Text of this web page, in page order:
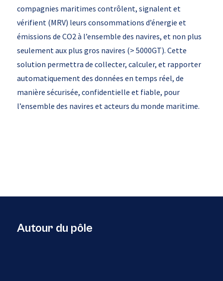
compagnies maritimes contrôlent, signalent et
vérifient (MRV) leurs consommations d’énergie et
émissions de CO2 à l’ensemble des navires, et non plus
seulement aux plus gros navires (> 5000GT). Cette
solution permettra de collecter, calculer, et rapporter
automatiquement des données en temps réel, de
manière sécurisée, confidentielle et fiable, pour
l’ensemble des navires et acteurs du monde maritime.
Autour du pôle